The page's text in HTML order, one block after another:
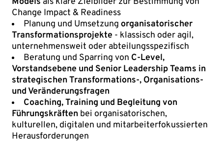
Change Impact & Readiness
Planung und Umsetzung organisatorischer
Transformationsprojekte - klassisch oder agil,
unternehmensweit oder abteilungsspezifisch
Beratung und Sparring von C-Level,
Vorstandsebene und Senior Leadership Teams in
strategischen Transformations-, Organisations-
und Veränderungsfragen
Coaching, Training und Begleitung von
Führungskräften bei organisatorischen,
kulturellen, digitalen und mitarbeiterfokussierten
Herausforderungen